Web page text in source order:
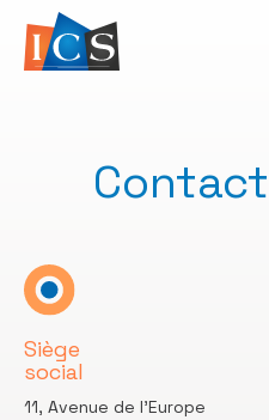
Siège
social
11, Avenue de l’Europe